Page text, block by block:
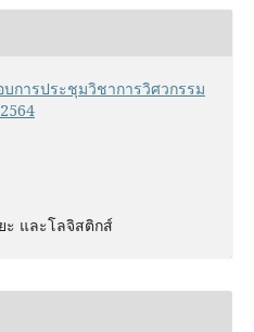
บการประชุมวิชาการวิศวกรรม
ะ และโลจิสติกส์